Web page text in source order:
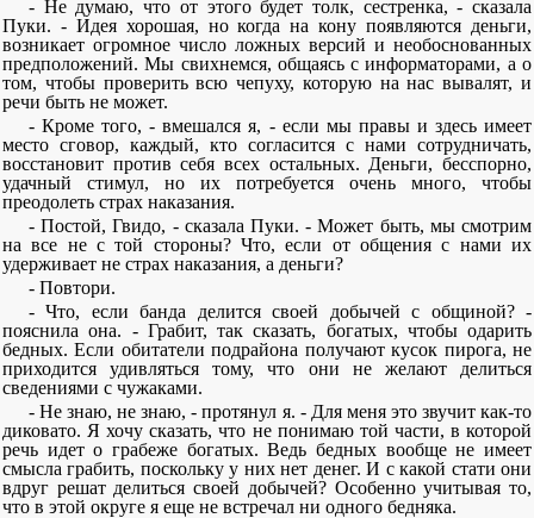
- Не думаю, что от этого будет толк, сестренка, - сказала
Пуки. - Идея хорошая, но когда на кону появляются деньги,
возникает огромное число ложных версий и необоснованных
предположений. Мы свихнемся, общаясь с информаторами, а о
том, чтобы проверить всю чепуху, которую на нас вывалят, и
речи быть не может.
- Кроме того, - вмешался я, - если мы правы и здесь имеет
место сговор, каждый, кто согласится с нами сотрудничать,
восстановит против себя всех остальных. Деньги, бесспорно,
удачный стимул, но их потребуется очень много, чтобы
преодолеть страх наказания.
- Постой, Гвидо, - сказала Пуки. - Может быть, мы смотрим
на все не с той стороны? Что, если от общения с нами их
удерживает не страх наказания, а деньги?
- Повтори.
- Что, если банда делится своей добычей с общиной? -
пояснила она. - Грабит, так сказать, богатых, чтобы одарить
бедных. Если обитатели подрайона получают кусок пирога, не
приходится удивляться тому, что они не желают делиться
сведениями с чужаками.
- Не знаю, не знаю, - протянул я. - Для меня это звучит как-то
диковато. Я хочу сказать, что не понимаю той части, в которой
речь идет о грабеже богатых. Ведь бедных вообще не имеет
смысла грабить, поскольку у них нет денег. И с какой стати они
вдруг решат делиться своей добычей? Особенно учитывая то,
что в этой округе я еще не встречал ни одного бедняка.